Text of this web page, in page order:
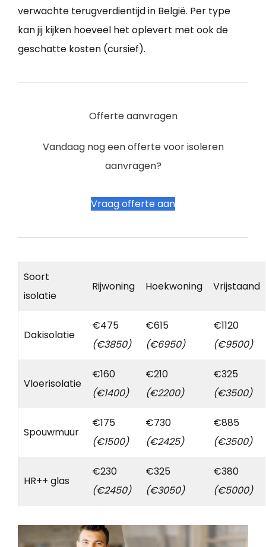
verwachte terugverdientijd in België. Per type
kan jij kijken hoeveel het oplevert met ook de
geschatte kosten (cursief).
Offerte aanvragen
Vandaag nog een offerte voor isoleren
aanvragen?
Vraag offerte aan
Soort
isolatie
Rijwoning Hoekwoning Vrijstaand
Dakisolatie
€475
(€3850)
€615
(€6950)
€1120
(€9500)
Vloerisolatie
€160
(€1400)
€210
(€2200)
€325
(€3500)
Spouwmuur
€175
(€1500)
€730
(€2425)
€885
(€3500)
HR++ glas
€230
(€2450)
€325
(€3050)
€380
(€5000)